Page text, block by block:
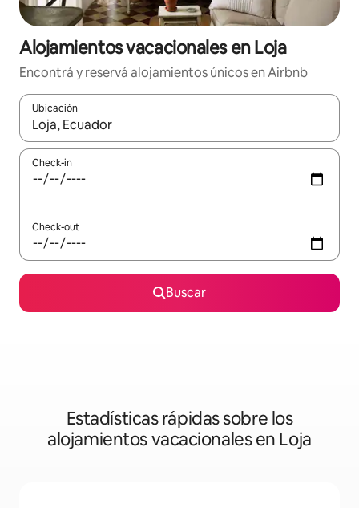
Alojamientos vacacionales en Loja
Encontrá y reservá alojamientos únicos en Airbnb
Ubicación
Cuando los resultados estén disponibles, navegá con las
Check-in
Check-out
Buscar
Estadísticas rápidas sobre los
alojamientos vacacionales en Loja